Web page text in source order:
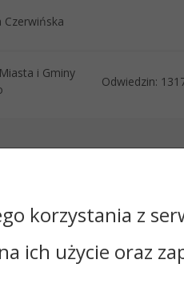
Czerwińska
i Gminy
Odwiedzin:
korzystania z
ich użycie oraz